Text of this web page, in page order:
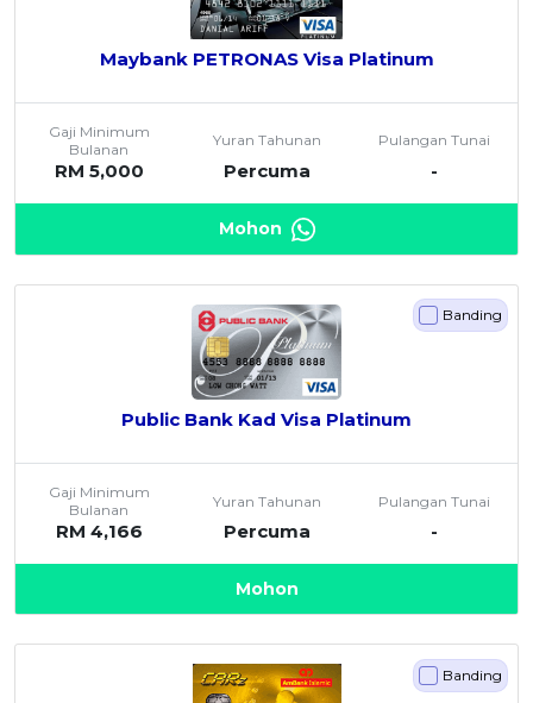
Maybank PETRONAS Visa Platinum
Gaji Minimum
Bulanan
RM 5,000
Yuran Tahunan
Percuma
Pulangan Tunai
-
Mohon
Banding
Public Bank Kad Visa Platinum
Gaji Minimum
Bulanan
RM 4,166
Yuran Tahunan
Percuma
Pulangan Tunai
-
Mohon
Banding